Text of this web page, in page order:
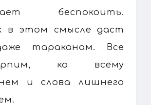
беспокоить.
в этом смысле даст
тараканам. Все
ко всему
и слова лишнего